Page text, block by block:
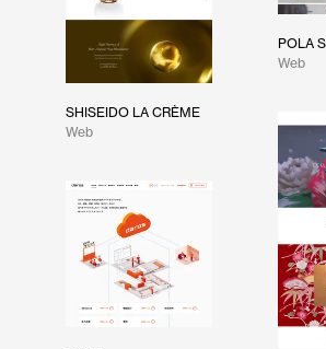
SHISEIDO LA CRÈME
Web
POLA
Web